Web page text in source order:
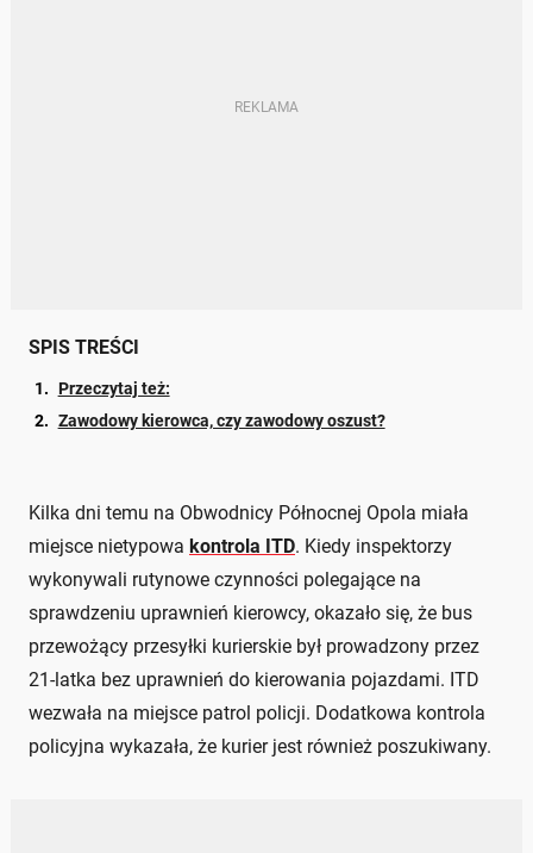
SPIS TREŚCI
Przeczytaj też:
Zawodowy kierowca, czy zawodowy oszust?
Kilka dni temu na Obwodnicy Północnej Opola miała
miejsce nietypowa kontrola ITD. Kiedy inspektorzy
wykonywali rutynowe czynności polegające na
sprawdzeniu uprawnień kierowcy, okazało się, że bus
przewożący przesyłki kurierskie był prowadzony przez
21-latka bez uprawnień do kierowania pojazdami. ITD
wezwała na miejsce patrol policji. Dodatkowa kontrola
policyjna wykazała, że kurier jest również poszukiwany.